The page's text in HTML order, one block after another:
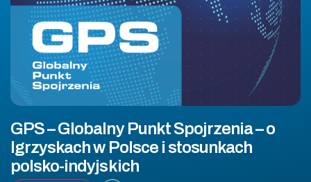
GPS – Globalny Punkt Spojrzenia – o
Igrzyskach w Polsce i stosunkach
polsko-indyjskich